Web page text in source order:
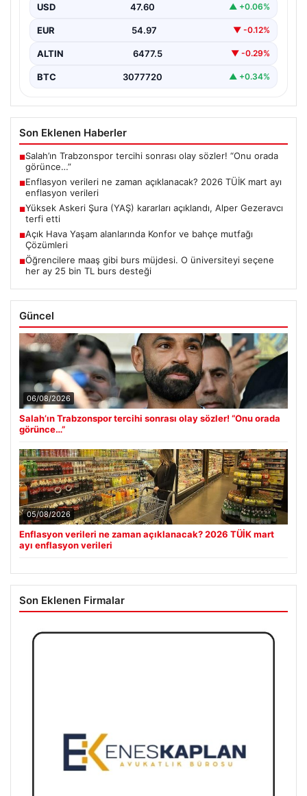
USD 47.60 ▲ +0.06%
EUR 54.97 ▼ -0.12%
ALTIN 6477.5 ▼ -0.29%
BTC 3077720 ▲ +0.34%
Son Eklenen Haberler
■Salah’ın Trabzonspor tercihi sonrası olay sözler! “Onu orada
görünce…”
■Enflasyon verileri ne zaman açıklanacak? 2026 TÜİK mart ayı
enflasyon verileri
■Yüksek Askeri Şura (YAŞ) kararları açıklandı, Alper Gezeravcı
terfi etti
■Açık Hava Yaşam alanlarında Konfor ve bahçe mutfağı
Çözümleri
■Öğrencilere maaş gibi burs müjdesi. O üniversiteyi seçene
her ay 25 bin TL burs desteği
Güncel
06/08/2026
Salah’ın Trabzonspor tercihi sonrası olay sözler! “Onu orada
görünce…”
05/08/2026
Enflasyon verileri ne zaman açıklanacak? 2026 TÜİK mart
ayı enflasyon verileri
Son Eklenen Firmalar